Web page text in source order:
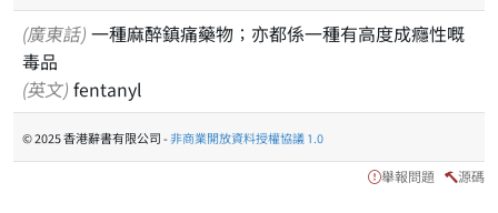
(廣東話) 一種麻醉鎮痛藥物；亦都係一種有高度成癮性嘅
毒品
(英文) fentanyl
© 2025 香港辭書有限公司 -非商業開放資料授權協議 1.0
舉報問題 源碼